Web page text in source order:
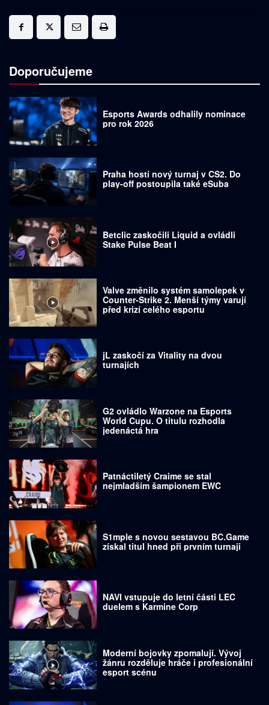
Doporučujeme
Esports Awards odhalily nominace
pro rok 2026
Praha hostí nový turnaj v CS2. Do
play-off postoupila také eSuba
Betclic zaskočili Liquid a ovládli
Stake Pulse Beat I
Valve změnilo systém samolepek v
Counter-Strike 2. Menší týmy varují
před krizí celého esportu
jL zaskočí za Vitality na dvou
turnajích
G2 ovládlo Warzone na Esports
World Cupu. O titulu rozhodla
jedenáctá hra
Patnáctiletý Craime se stal
nejmladším šampionem EWC
S1mple s novou sestavou BC.Game
získal titul hned při prvním turnaji
NAVI vstupuje do letní části LEC
duelem s Karmine Corp
Moderní bojovky zpomalují. Vývoj
žánru rozděluje hráče i profesionální
esport scénu